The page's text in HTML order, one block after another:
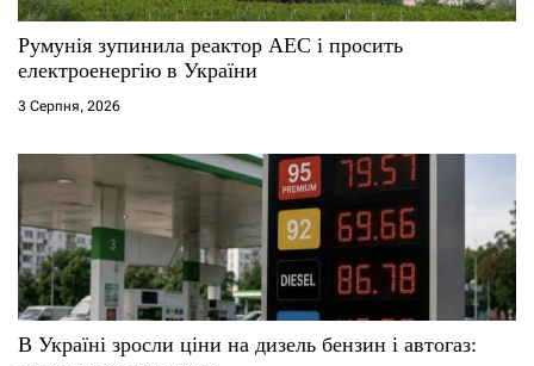
Румунія зупинила реактор АЕС і просить
електроенергію в України
3 Серпня, 2026
В Україні зросли ціни на дизель бензин і автогаз: